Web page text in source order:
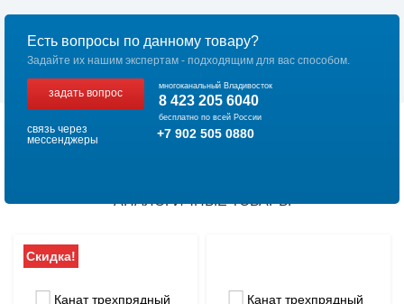
Есть вопросы по данному товару?
Задайте их нашим экспертам - подходящим для вас способом.
задать вопрос
многоканальный Владивосток
8 423 205 6040
бесплатно по всей России
связь через
мессенджеры
+7 902 505 0880
АНАЛОГИЧНЫЕ ТОВАРЫ
Скидка!